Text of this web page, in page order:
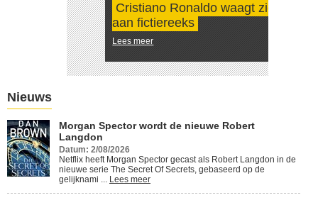
Cristiano Ronaldo waagt zich
aan fictiereeks
Lees meer
Nieuws
Morgan Spector wordt de nieuwe Robert
Langdon
Datum: 2/08/2026
Netflix heeft Morgan Spector gecast als Robert Langdon in de
nieuwe serie The Secret Of Secrets, gebaseerd op de
gelijknami ... Lees meer